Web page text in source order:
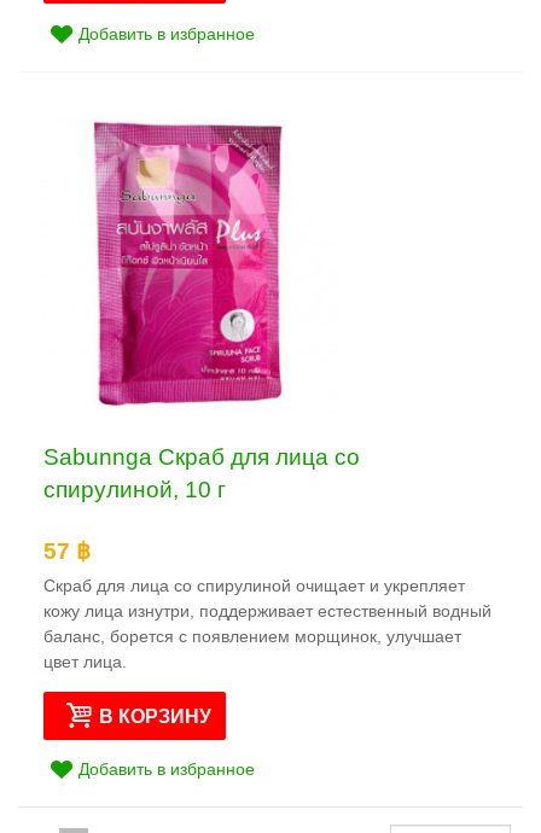
Добавить в избранное
Sabunnga Скраб для лица со
спирулиной, 10 г
57 ฿
Скраб для лица со спирулиной очищает и укрепляет
кожу лица изнутри, поддерживает естественный водный
баланс, борется с появлением морщинок, улучшает
цвет лица.
В КОРЗИНУ
Добавить в избранное